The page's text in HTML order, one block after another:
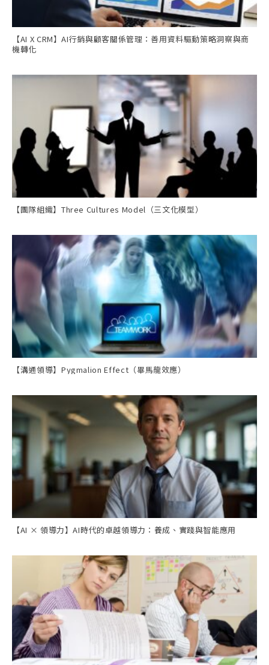
【AI X CRM】AI行銷與顧客關係管理：善用資料驅動策略洞察與商
機轉化
【團隊組織】Three Cultures Model（三文化模型）
【溝通領導】Pygmalion Effect（畢馬龍效應）
【AI × 領導力】AI時代的卓越領導力：養成、實踐與智能應用